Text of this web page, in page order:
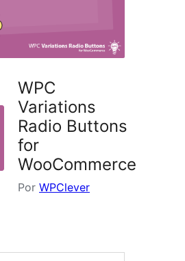
WPC
Variations
Radio Buttons
for
WooCommerce
Por WPClever